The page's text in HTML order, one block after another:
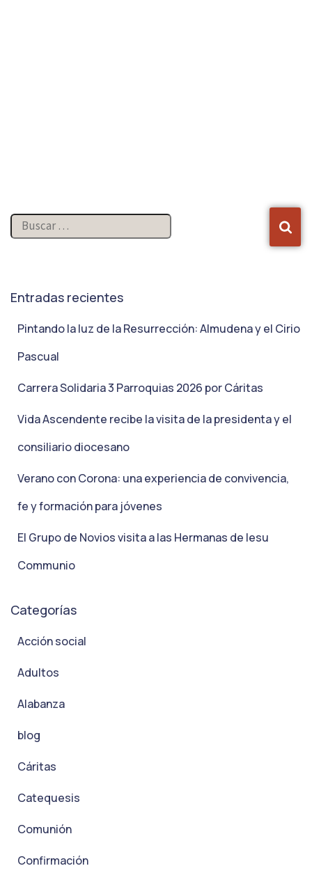
Entradas recientes
Pintando la luz de la Resurrección: Almudena y el Cirio
Pascual
Carrera Solidaria 3 Parroquias 2026 por Cáritas
Vida Ascendente recibe la visita de la presidenta y el
consiliario diocesano
Verano con Corona: una experiencia de convivencia,
fe y formación para jóvenes
El Grupo de Novios visita a las Hermanas de Iesu
Communio
Categorías
Acción social
Adultos
Alabanza
blog
Cáritas
Catequesis
Comunión
Confirmación